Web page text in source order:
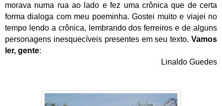
morava numa rua ao lado e fez uma crônica que de certa
forma dialoga com meu poeminha. Gostei muito e viajei no
tempo lendo a crônica, lembrando dos ferreiros e de alguns
personagens inesquecíveis presentes em seu texto. Vamos
ler, gente:
Linaldo Guedes